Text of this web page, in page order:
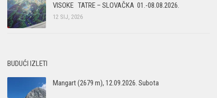
VISOKE TATRE – SLOVAČKA 01.-08.08.2026.
12 SIJ, 2026
BUDUĆI IZLETI
Mangart (2679 m), 12.09.2026. Subota